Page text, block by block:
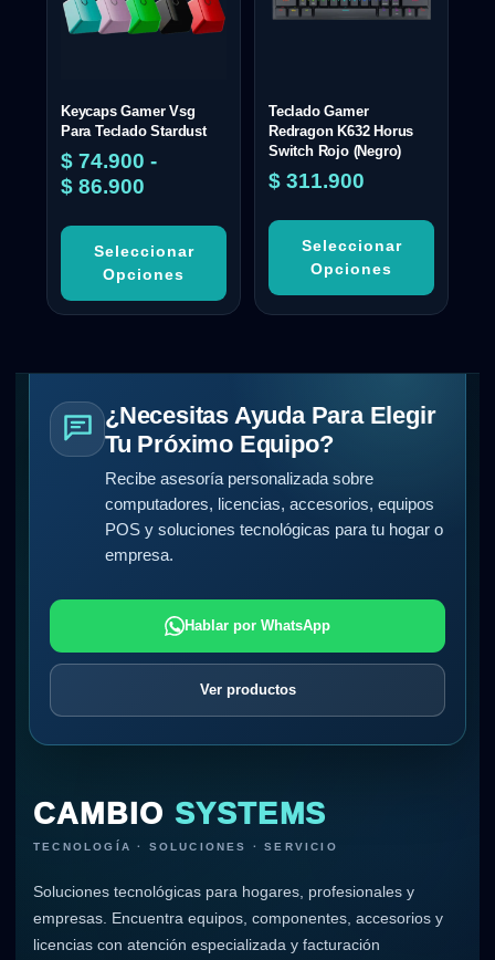
Keycaps Gamer Vsg
Para Teclado Stardust
$ 74.900 -
$ 86.900
Seleccionar
Opciones
Teclado Gamer
Redragon K632 Horus
Switch Rojo (Negro)
$ 311.900
Seleccionar
Opciones
¿Necesitas Ayuda Para Elegir
Tu Próximo Equipo?
Recibe asesoría personalizada sobre
computadores, licencias, accesorios, equipos
POS y soluciones tecnológicas para tu hogar o
empresa.
Hablar por WhatsApp
Ver productos
CAMBIO SYSTEMS
TECNOLOGÍA · SOLUCIONES · SERVICIO
Soluciones tecnológicas para hogares, profesionales y
empresas. Encuentra equipos, componentes, accesorios y
licencias con atención especializada y facturación